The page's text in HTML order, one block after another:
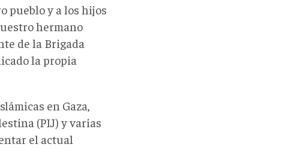
pueblo y a los hijos
hermano
de la Brigada
la propia
en Gaza,
(PIJ) y varias
el actual